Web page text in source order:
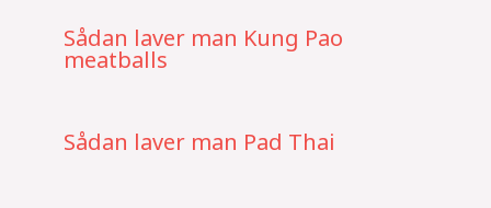
Sådan laver man Kung Pao
meatballs
Sådan laver man Pad Thai